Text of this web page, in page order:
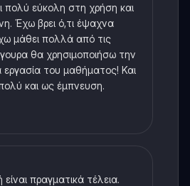
πολύ εύκολη στη χρήση και
Έχω βρει ό,τι έψαχνα
μάθει πολλά από τις
θα χρησιμοποιήσω την
εργασία του μαθήματος! Και
και ως έμπνευση.
πραγματικά τέλεια.